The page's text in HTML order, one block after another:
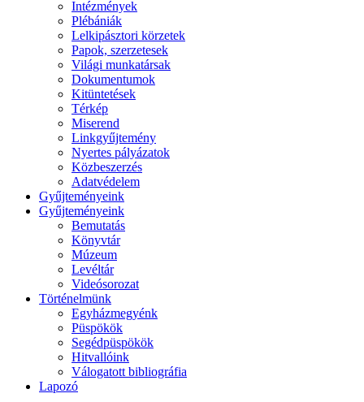
Intézmények
Plébániák
Lelkipásztori körzetek
Papok, szerzetesek
Világi munkatársak
Dokumentumok
Kitüntetések
Térkép
Miserend
Linkgyűjtemény
Nyertes pályázatok
Közbeszerzés
Adatvédelem
Gyűjteményeink
Gyűjteményeink
Bemutatás
Könyvtár
Múzeum
Levéltár
Videósorozat
Történelmünk
Egyházmegyénk
Püspökök
Segédpüspökök
Hitvallóink
Válogatott bibliográfia
Lapozó